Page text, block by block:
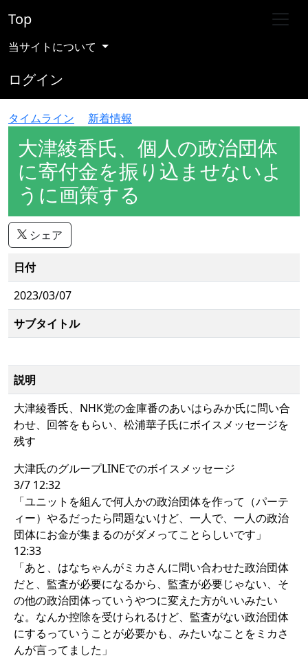
Top
当サイトについて
ログイン
タイムライン 新着情報
大津綾香氏、個人の政治団体
に寄付金を振り込ませないよ
うに画策する
シェア
日付
2023/03/07
サブタイトル
説明
大津綾香氏、NHK党の金庫番のあいはらみか氏に問い合
わせ、回答をもらい、松浦華子氏にボイスメッセージを
残す
大津氏のグループLINEでのボイスメッセージ
3/7 12:32
「ユニットを組んで何人かの政治団体を作って（パーテ
ィー）やるだったら問題ないけど、一人で、一人の政治
団体にお金が集まるのがダメってことらしいです」
12:33
「あと、はなちゃんがミカさんに問い合わせた政治団体
だと、監査が必要になるから、監査が必要じゃない、そ
の他の政治団体っていうやつに変えた方がいいみたい
な。なんか控除を受けられるけど、監査がない政治団体
にするっていうことが必要かも、みたいなことをミカさ
んが言ってました」